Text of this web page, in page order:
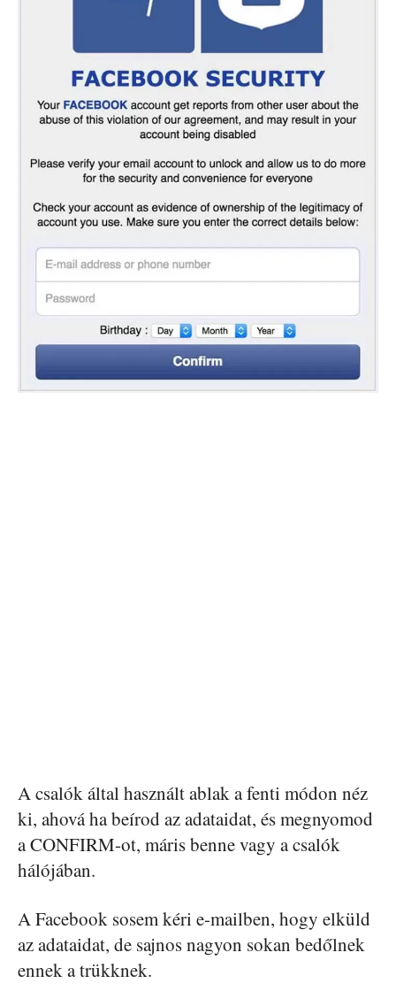
A csalók által használt ablak a fenti módon néz
ki, ahová ha beírod az adataidat, és megnyomod
a CONFIRM-ot, máris benne vagy a csalók
hálójában.
A Facebook sosem kéri e-mailben, hogy elküld
az adataidat, de sajnos nagyon sokan bedőlnek
ennek a trükknek.